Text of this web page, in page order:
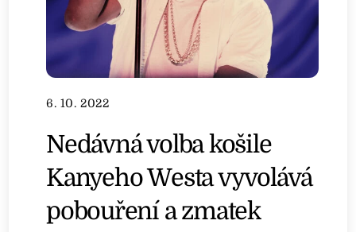
6. 10. 2022
Nedávná volba košile
Kanyeho Westa vyvolává
pobouření a zmatek